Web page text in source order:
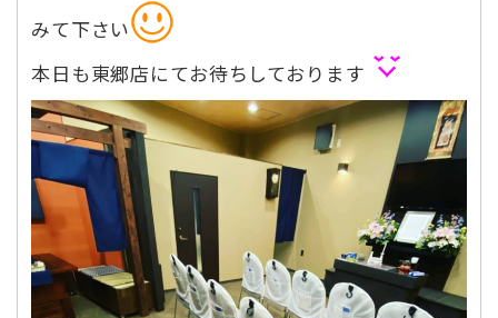
みて下さい
本日も東郷店にてお待ちしております